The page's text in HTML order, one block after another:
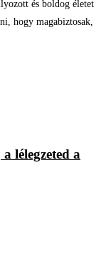
és boldog életet
hogy magabiztosak,
lélegzeted a